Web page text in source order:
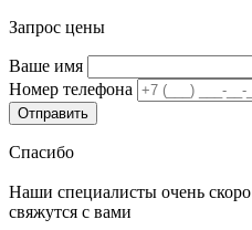
Запрос цены
Ваше имя
Номер телефона
Спасибо
Наши специалисты очень скоро
свяжутся с вами